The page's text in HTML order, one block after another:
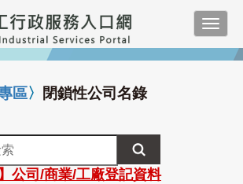
區〉 閉鎖性公司名錄
公司/商業/工廠登記資料